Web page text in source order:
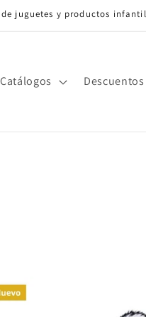
juguetes y productos
Catálogos Descuentos